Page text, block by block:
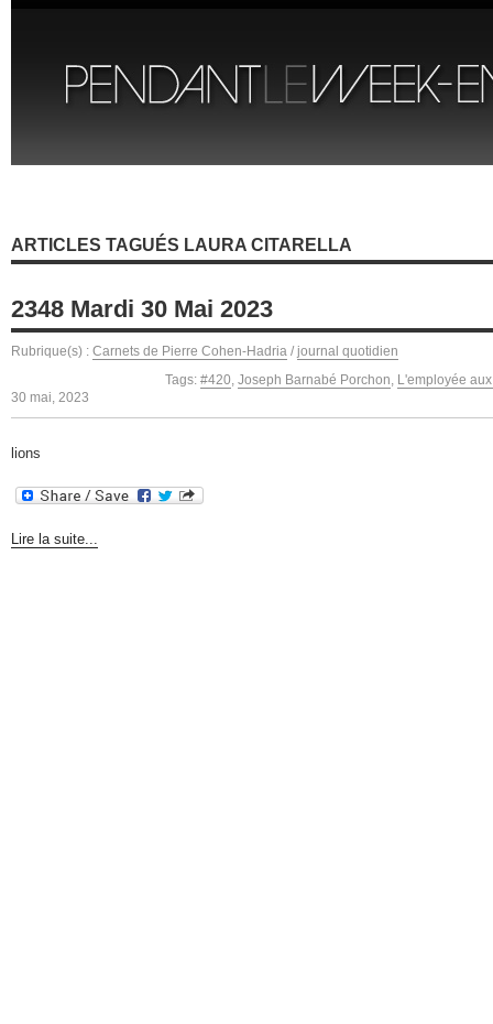
ARTICLES TAGUÉS LAURA CITARELLA
2348 Mardi 30 Mai 2023
Rubrique(s) : Carnets de Pierre Cohen-Hadria / journal quotidien
Tags: #420, Joseph Barnabé Porchon, L'employée
30 mai, 2023
lions
Lire la suite...